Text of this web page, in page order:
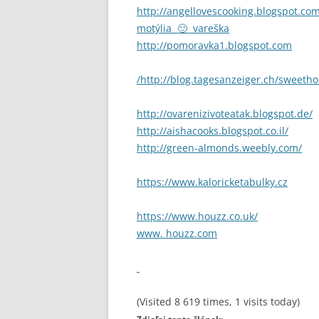
http://
motýlia 🙂 vareška
http://pomoravka1.blogspot.com
/http://blog.tagesanzeiger.ch/
http://ovarenizivoteatak.blogspot.de/
http://aishacooks.blogspot.co.il/
http://green-almonds.weebly.com/
https://www.kaloricketabulky.cz
https://www.houzz.co.uk/
www. houzz.com
(Visited 8 619 times, 1 visits today)